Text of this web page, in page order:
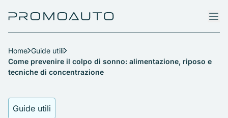
Home Guide utili
Come prevenire il colpo di sonno: alimentazione, riposo e
tecniche di concentrazione
Guide utili